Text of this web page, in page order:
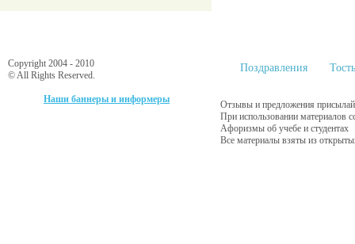
Copyright 2004 - 2010
© All Rights Reserved.
Наши баннеры и информеры
Поздравления
Отзывы и предложения
При использовании материалов
Афоризмы об учебе и студентах
Все материалы взяты из